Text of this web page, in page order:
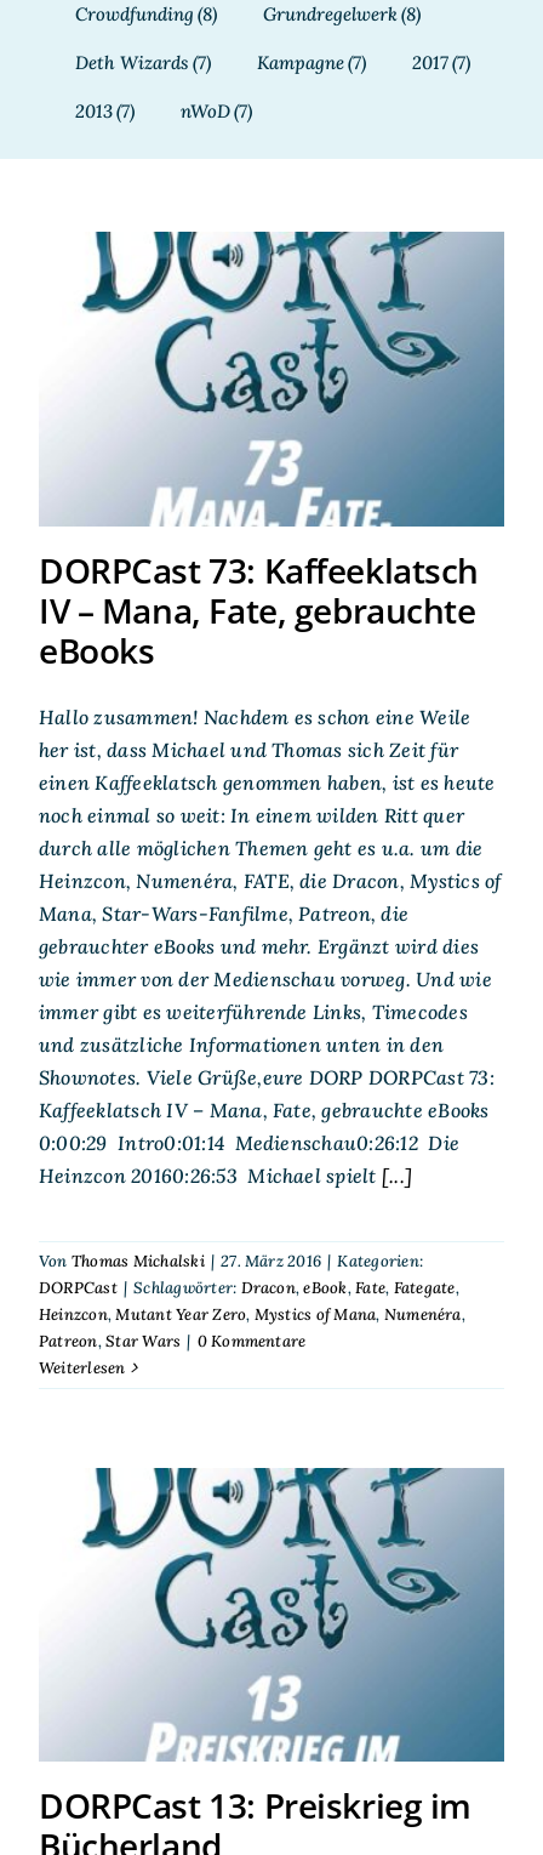
Crowdfunding (8) Grundregelwerk(8)
Deth Wizards (7) Kampagne(7) 2017(7)
2013(7) nWoD(7)
DORPCast 73: Kaffeeklatsch
IV – Mana, Fate, gebrauchte
eBooks
DORPCast 73: Kaffeeklatsch
IV – Mana, Fate, gebrauchte
eBooks
Hallo zusammen! Nachdem es schon eine Weile
her ist, dass Michael und Thomas sich Zeit für
einen Kaffeeklatsch genommen haben, ist es heute
noch einmal so weit: In einem wilden Ritt quer
durch alle möglichen Themen geht es u.a. um die
Heinzcon, Numenéra, FATE, die Dracon, Mystics of
Mana, Star-Wars-Fanfilme, Patreon, die
gebrauchter eBooks und mehr. Ergänzt wird dies
wie immer von der Medienschau vorweg. Und wie
immer gibt es weiterführende Links, Timecodes
und zusätzliche Informationen unten in den
Shownotes. Viele Grüße,eure DORP DORPCast 73:
Kaffeeklatsch IV – Mana, Fate, gebrauchte eBooks
0:00:29 Intro0:01:14 Medienschau0:26:12 Die
Heinzcon 20160:26:53 Michael spielt [...]
Von Thomas Michalski | 27. März 2016 | Kategorien:
DORPCast | Schlagwörter: Dracon,eBook,Fate, Fategate,
Heinzcon,Mutant Year Zero, Mystics of Mana, Numenéra,
Patreon,Star Wars | 0 Kommentare
Weiterlesen
DORPCast 13: Preiskrieg im
Bücherland
DORPCast 13: Preiskrieg im
Bücherland